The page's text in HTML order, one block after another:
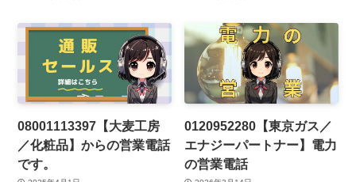
08001113397【大麦工房
／化粧品】からの営業電話
です。
0120952280【東京ガス／
エナジーパートナー】電力
の営業電話